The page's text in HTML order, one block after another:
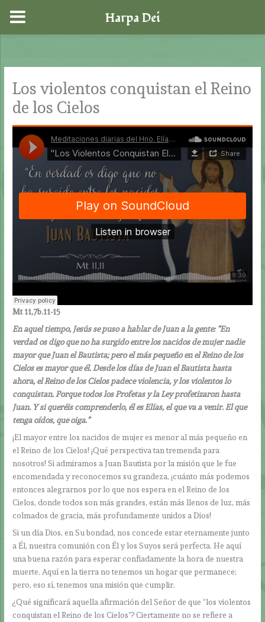
contenido
Los violentos conquistan el Reino
de los Cielos
Mt 11,7b.11-15
En aquel tiempo, Jesús se puso a hablar de Juan a la gente: “En
verdad os digo que no ha surgido entre los nacidos de mujer nadie
mayor que Juan el Bautista; pero el más pequeño en el Reino de los
Cielos es mayor que él. Desde los días de Juan el Bautista hasta
ahora, el Reino de los Cielos padece violencia, y los violentos lo
conquistan. Porque todos los Profetas y la Ley profetizaron hasta
Juan. Y si queréis comprenderlo, él es Elías, el que va a venir. El que
tenga oídos, que oiga.”
¡El mayor entre los nacidos de mujer es menor al más pequeño en
el Reino de los Cielos! ¡Qué perspectiva tan tremenda para
nosotros! Si admiramos a Juan Bautista por la misión que le fue
encomendada y reconocemos su grandeza, ¡cuánto más podemos
entonces alegrarnos por lo que nos espera en el Reino de los
Cielos, donde todos son más grandes, están más llenos de luz, más
colmados de gracia, más profundamente unidos a Dios!
Si un día Dios, en Su bondad, nos concede estar eternamente junto
a Él, nuestra comunión con Él y los Suyos será perfecta. He aquí
una buena razón para esperar confiadamente la hora de nuestra
muerte. Aquí en la tierra no tenemos un hogar que permanece;
pero, eso sí, tenemos una misión que cumplir.
¿Qué significará aquella afirmación del Señor de que “los violentos
conquistan el Reino de los Cielos”? Ciertamente no se refiere a
Harpa Dei